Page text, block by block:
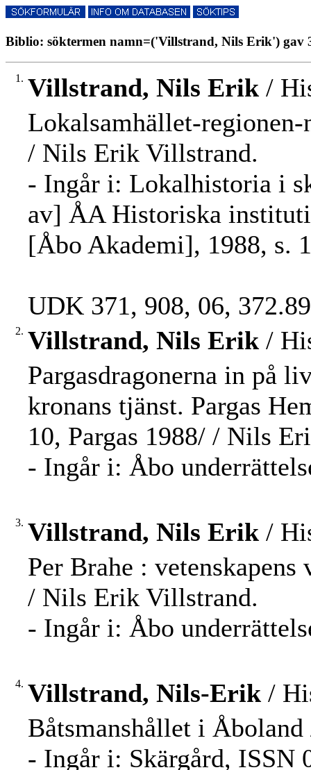
Biblio: söktermen namn=('Villstrand, Nils Erik') gav
1. Villstrand, Nils Erik /
Lokalsamhället-
/ Nils Erik Villstrand.
- Ingår i: Lokalhistoria i
av] ÅA Historiska
[Åbo Akademi], 1988, s.
UDK 371, 908, 06,
2. Villstrand, Nils Erik /
Pargasdragonerna in på
kronans tjänst. Pargas
10, Pargas 1988/ / Nils
- Ingår i: Åbo
3. Villstrand, Nils Erik /
Per Brahe :
/ Nils Erik Villstrand.
- Ingår i: Åbo
4. Villstrand, Nils-Erik /
Båtsmanshållet i
- Ingår i: Skärgård, ISSN